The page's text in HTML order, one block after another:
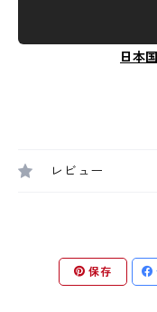
日本
レビュー
保存